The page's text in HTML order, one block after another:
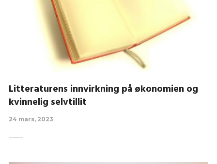
Litteraturens innvirkning på økonomien og
kvinnelig selvtillit
24 mars, 2023